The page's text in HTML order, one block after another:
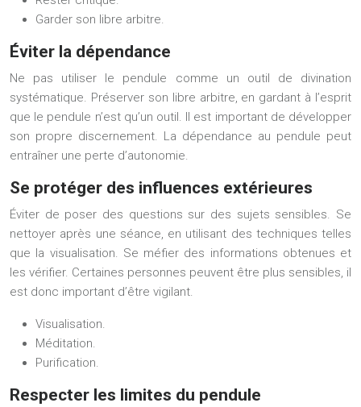
Garder son libre arbitre.
Éviter la dépendance
Ne pas utiliser le pendule comme un outil de divination
systématique. Préserver son libre arbitre, en gardant à l’esprit
que le pendule n’est qu’un outil. Il est important de développer
son propre discernement. La dépendance au pendule peut
entraîner une perte d’autonomie.
Se protéger des influences extérieures
Éviter de poser des questions sur des sujets sensibles. Se
nettoyer après une séance, en utilisant des techniques telles
que la visualisation. Se méfier des informations obtenues et
les vérifier. Certaines personnes peuvent être plus sensibles, il
est donc important d’être vigilant.
Visualisation.
Méditation.
Purification.
Respecter les limites du pendule